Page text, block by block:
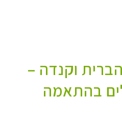
וקנדה –
בהתאמה